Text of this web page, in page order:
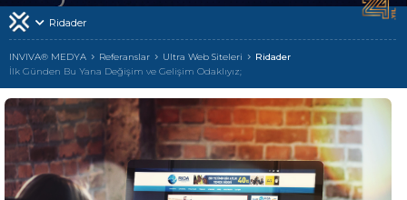
Ridader
INVIVA
Tek Adreste
Çoklu Hizmetler
Alanında Hizmet Veren
Uzman Markalarımız
Hizmetlerimizden Yararlanan
Müşterilerimiz
INVIVA® MEDYA Referanslar Ultra Web Siteleri
Ridader
İlk Günden Bu Yana Değişim ve Gelişim Odaklıyız;